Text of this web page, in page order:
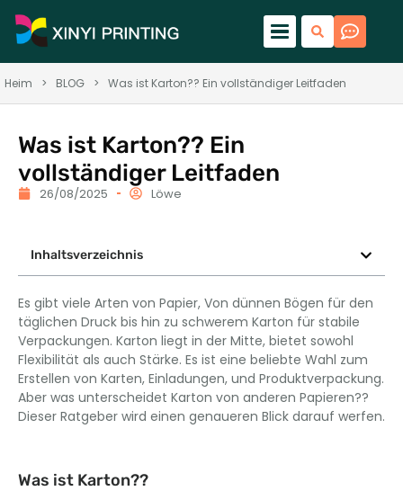
Heim > BLOG > Was ist Karton?? Ein vollständiger Leitfaden
Was ist Karton?? Ein
vollständiger Leitfaden
26/08/2025 Löwe
Inhaltsverzeichnis
Es gibt viele Arten von Papier, Von dünnen Bögen für den
täglichen Druck bis hin zu schwerem Karton für stabile
Verpackungen. Karton liegt in der Mitte, bietet sowohl
Flexibilität als auch Stärke. Es ist eine beliebte Wahl zum
Erstellen von Karten, Einladungen, und Produktverpackung.
Aber was unterscheidet Karton von anderen Papieren??
Dieser Ratgeber wird einen genaueren Blick darauf werfen.
Was ist Karton??